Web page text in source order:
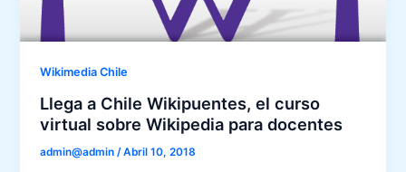
Wikimedia Chile
Llega a Chile Wikipuentes, el curso
virtual sobre Wikipedia para docentes
admin@admin/Abril 10, 2018